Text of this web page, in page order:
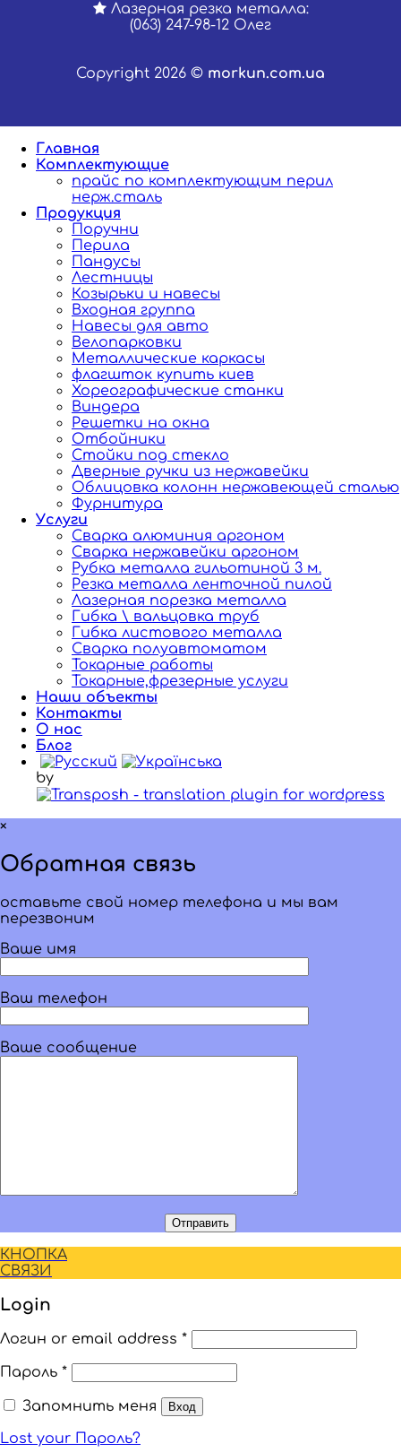
Лазерная резка металла:
(063) 247-98-12 Олег
Copyright 2026 © morkun.com.ua
Главная
Комплектующие
прайс по комплектующим перил
нерж.сталь
Продукция
Поручни
Перила
Пандусы
Лестницы
Козырьки и навесы
Входная группа
Навесы для авто
Велопарковки
Металлические каркасы
флагшток купить киев
Хореографические станки
Виндера
Решетки на окна
Отбойники
Стойки под стекло
Дверные ручки из нержавейки
Облицовка колонн нержавеющей сталью
Фурнитура
Услуги
Сварка алюминия аргоном
Сварка нержавейки аргоном
Рубка металла гильотиной 3 м.
Резка металла ленточной пилой
Лазерная порезка металла
Гибка \ вальцовка труб
Гибка листового металла
Сварка полуавтоматом
Токарные работы
Токарные,фрезерные услуги
Наши объекты
Контакты
О нас
Блог
by
×
Обратная связь
оставьте свой номер телефона и мы вам
перезвоним
Ваше имя
Ваш телефон
Ваше сообщение
КНОПКА
СВЯЗИ
Login
Логин or email address *
Пароль *
Запомнить меня Вход
Lost your Пароль?